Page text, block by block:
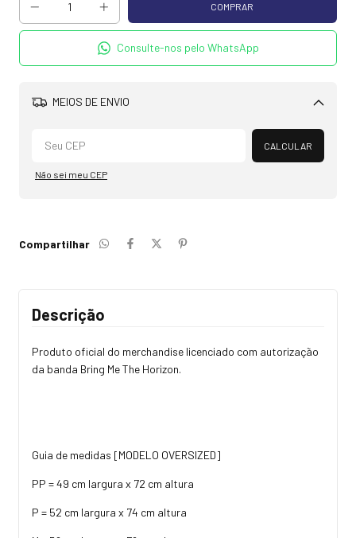
Consulte-nos pelo WhatsApp
MEIOS DE ENVIO
Alterar CEP
CALCULAR
Não sei meu CEP
Compartilhar
Descrição
Produto oficial do merchandise licenciado com autorização
da banda Bring Me The Horizon.
Guia de medidas [MODELO OVERSIZED]
PP = 49 cm largura x 72 cm altura
P = 52 cm largura x 74 cm altura